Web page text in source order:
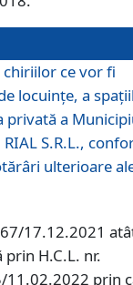
ce vor fi
locuinţe, a
privată a
S.R.L.,
ulterioare
17.12.2021
H.C.L. nr.
11.02.2022 prin